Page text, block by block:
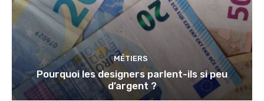
MÉTIERS
Pourquoi les designers parlent-ils si peu
d’argent ?